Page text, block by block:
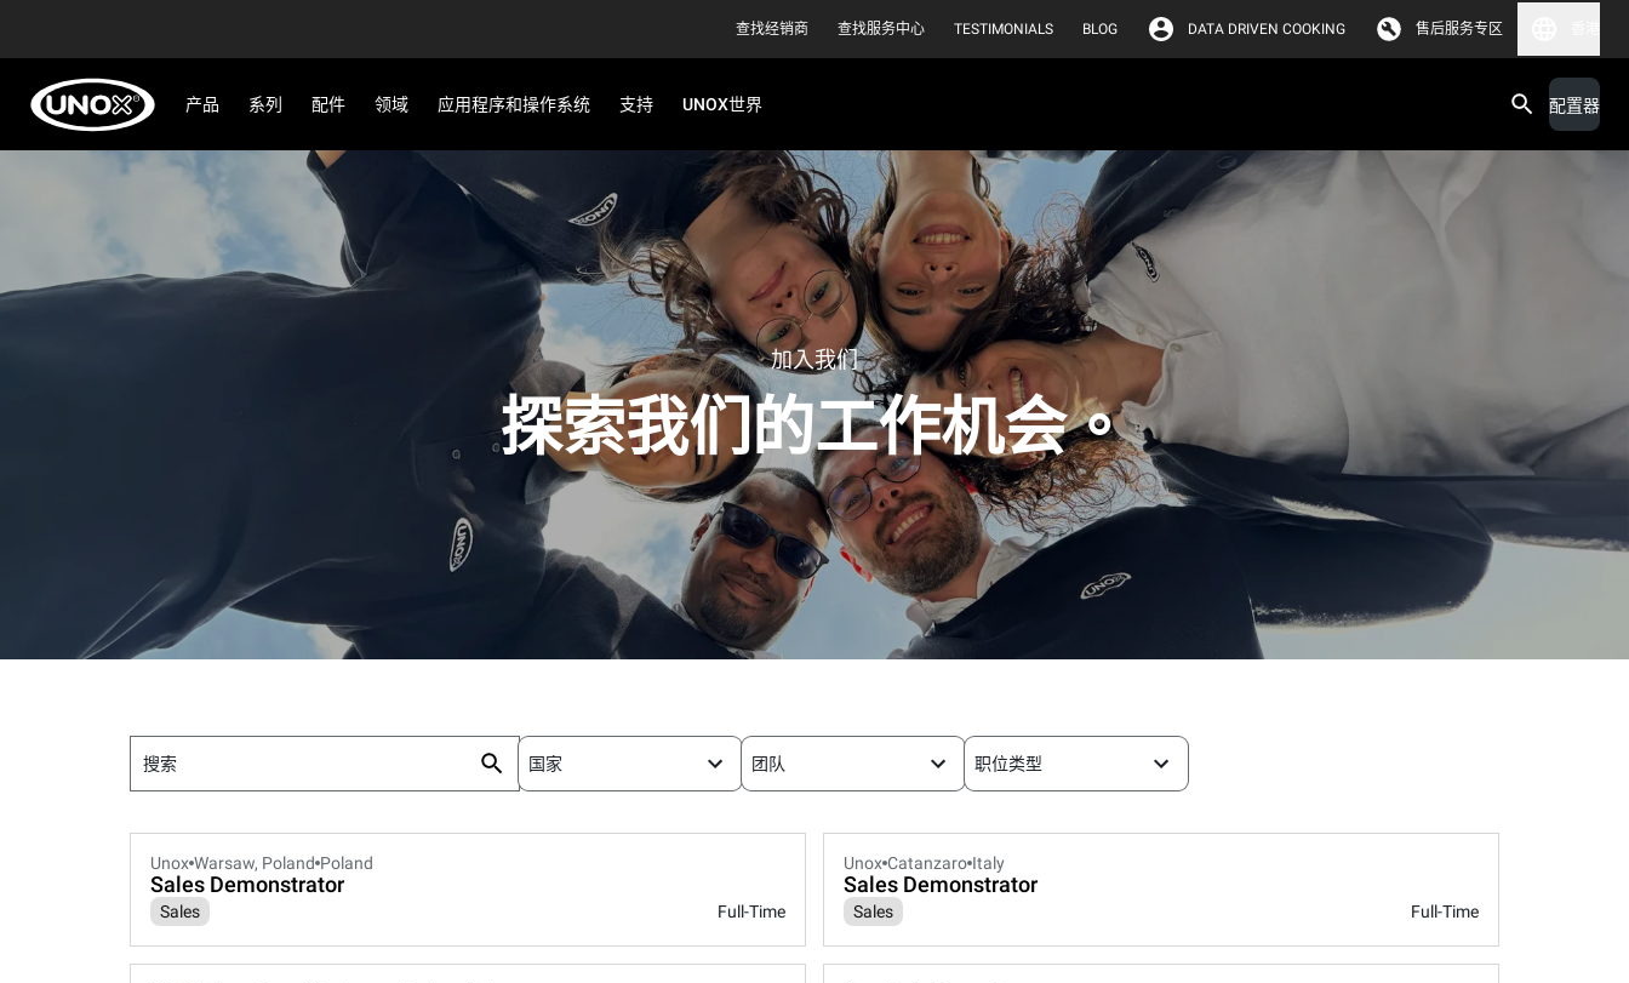
查找经销商 查找服务中心 TESTIMONIALS BLOG DATA DRIVEN COOKING 售后服务专区
产品 系列 配件 领域 应用程序和操作系统 支持 UNOX世界 配置器
加入我们
探索我们的工作机会。
国家 团队 职位类型
Unox Warsaw, Poland Poland
Sales Demonstrator
Sales Full-Time
Unox Catanzaro Italy
Sales Demonstrator
Sales Full-Time